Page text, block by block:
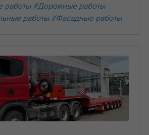
работы #Дорожные работы
работы #Фасадные работы